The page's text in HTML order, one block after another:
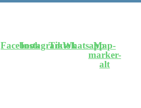
FacebookInstagramTiktokWhatsappMap-
marker-
alt